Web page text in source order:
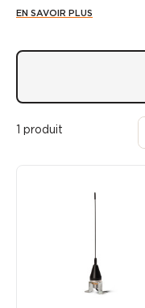
EN SAVOIR PLUS
1 produit